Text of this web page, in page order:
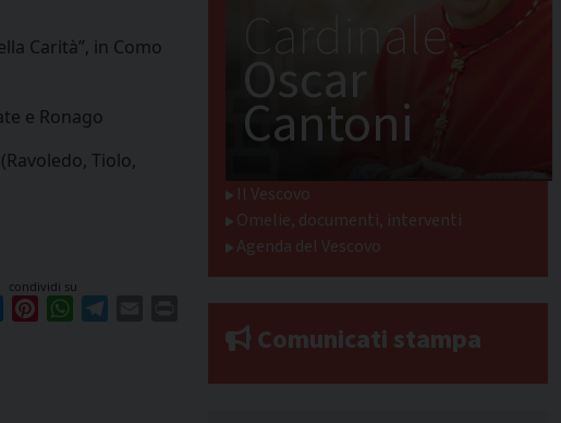
Carità”, in Como
e Ronago
Tiolo,
condividi su
Messenger
PinterestWhatsApp Print
Cardinale
Oscar
Cantoni
Il Vescovo
Omelie, documenti, interventi
Agenda del Vescovo
Comunicati stampa